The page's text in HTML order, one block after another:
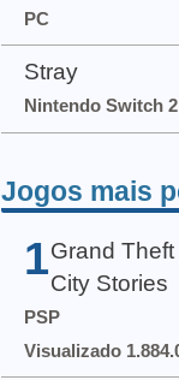
PC
Stray
Nintendo Switch 2
Jogos mais
1 Grand
City Stories
PSP
Visualizado